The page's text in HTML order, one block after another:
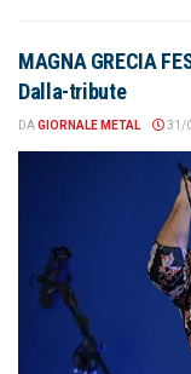
MAGNA GRECIA
Dalla-tribute
DAGIORNALE METAL 31/